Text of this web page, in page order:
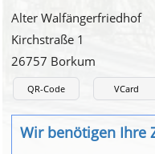
Alter Walfängerfriedhof
Kirchstraße 1
26757 Borkum
QR-Code VCard
Wir benötigen Ihre